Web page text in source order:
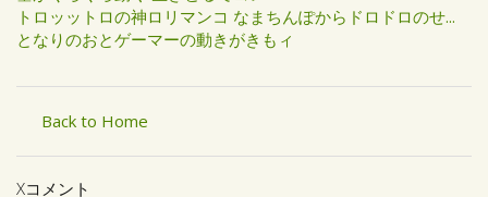
トロッットロの神ロリマンコ なまちんぽからドロドロのせ...
となりのおとゲーマーの動きがきもィ
Back to Home
Xコメント